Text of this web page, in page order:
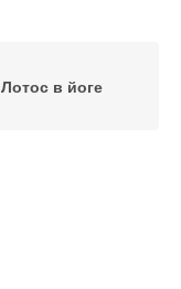
Лотос в йоге